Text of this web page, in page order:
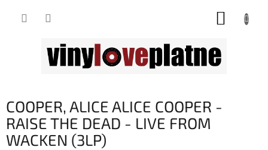
COOPER, ALICE ALICE COOPER -
RAISE THE DEAD - LIVE FROM
WACKEN (3LP)